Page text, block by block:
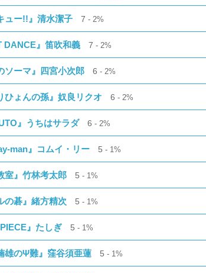
ュー!!』清水潔子 7 2%
DANCE』笛吹和義 7 2%
ソーマ』四宮小次郎 6 2%
ひょんの孫』奴良リクオ 6 2%
』うちはサラダ 6 2%
man』コムイ・リー 5 1%
室』竹林考太郎 5 1%
の碁』緒方精次 5 1%
PIECE』たしぎ 5 1%
雄のΨ難』窪谷須亜蓮 5 1%